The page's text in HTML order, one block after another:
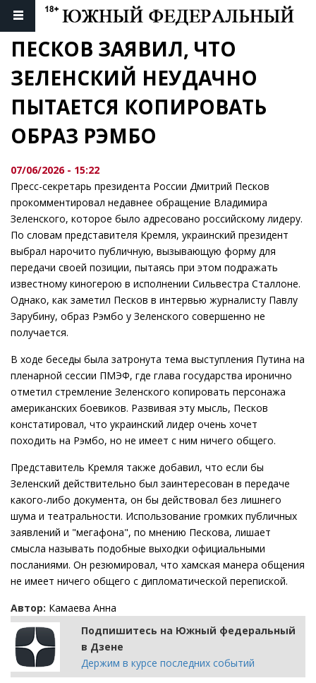
ПЕСКОВ ЗАЯВИЛ, ЧТО
ЗЕЛЕНСКИЙ НЕУДАЧНО
ПЫТАЕТСЯ КОПИРОВАТЬ
ОБРАЗ РЭМБО
07/06/2026 - 15:22
Пресс-секретарь президента России Дмитрий Песков
прокомментировал недавнее обращение Владимира
Зеленского, которое было адресовано российскому лидеру.
По словам представителя Кремля, украинский президент
выбрал нарочито публичную, вызывающую форму для
передачи своей позиции, пытаясь при этом подражать
известному киногерою в исполнении Сильвестра Сталлоне.
Однако, как заметил Песков в интервью журналисту Павлу
Зарубину, образ Рэмбо у Зеленского совершенно не
получается.
В ходе беседы была затронута тема выступления Путина на
пленарной сессии ПМЭФ, где глава государства иронично
отметил стремление Зеленского копировать персонажа
американских боевиков. Развивая эту мысль, Песков
констатировал, что украинский лидер очень хочет
походить на Рэмбо, но не имеет с ним ничего общего.
Представитель Кремля также добавил, что если бы
Зеленский действительно был заинтересован в передаче
какого-либо документа, он бы действовал без лишнего
шума и театральности. Использование громких публичных
заявлений и "мегафона", по мнению Пескова, лишает
смысла называть подобные выходки официальными
посланиями. Он резюмировал, что хамская манера общения
не имеет ничего общего с дипломатической перепиской.
Автор: Камаева Анна
Подпишитесь на Южный федеральный
в Дзене
Держим в курсе последних событий